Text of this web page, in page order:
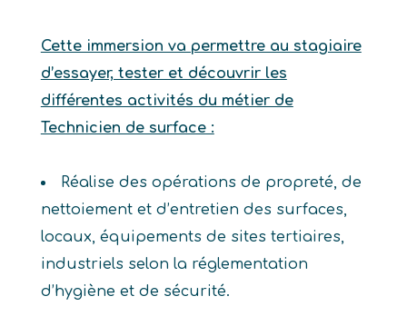
Cette immersion va permettre au stagiaire
d’essayer, tester et découvrir les
différentes activités du métier de
Technicien de surface :
Réalise des opérations de propreté, de
nettoiement et d’entretien des surfaces,
locaux, équipements de sites tertiaires,
industriels selon la réglementation
d’hygiène et de sécurité.